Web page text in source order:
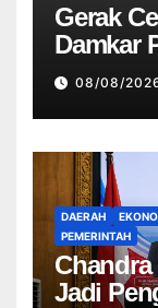
Gerak
Damkar
Rumah
Listrik
08/08/
DAERAH
PEMERINTAH
Jadi